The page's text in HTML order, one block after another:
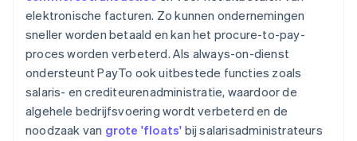
elektronische facturen. Zo kunnen ondernemingen
sneller worden betaald en kan het procure-to-pay-
proces worden verbeterd. Als always-on-dienst
ondersteunt PayTo ook uitbestede functies zoals
salaris- en crediteurenadministratie, waardoor de
algehele bedrijfsvoering wordt verbeterd en de
noodzaak van grote 'floats' bij salarisadministrateurs